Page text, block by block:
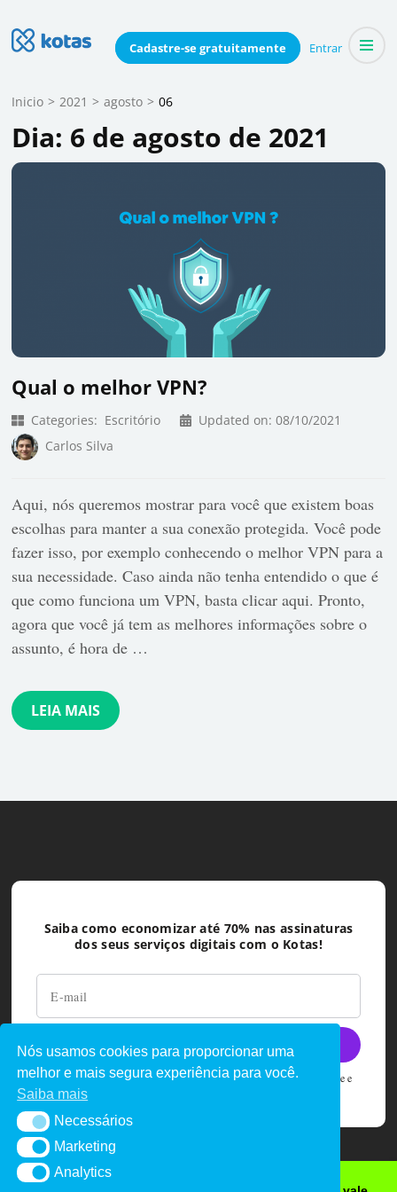
Cadastre-segratuitamente Entrar
to
(Press
Blog do Kotas
Dicas e conteúdo relevante para economizar coletivamente
Inicio > 2021 > agosto > 06
Dia: 6 de agosto de 2021
Qual o melhor VPN?
Categories: Escritório Updated on: 08/10/2021
Carlos Silva
Aqui, nós queremos mostrar para você que existem boas
escolhas para manter a sua conexão protegida. Você pode
fazer isso, por exemplo conhecendo o melhor VPN para a
sua necessidade. Caso ainda não tenha entendido o que é
que como funciona um VPN, basta clicar aqui. Pronto,
agora que você já tem as melhores informações sobre o
assunto, é hora de …
LEIA MAIS
Saiba como economizar até 70% nas assinaturas
dos seus serviços digitais com o Kotas!
Ao deixar seu e-mail você concorda com as políticas de privacidade e
Nós usamos cookies para proporcionar uma
melhor e mais segura experiência para você.
Saiba mais
NecessáriosNecessários
MarketingMarketing
AnalyticsAnalytics